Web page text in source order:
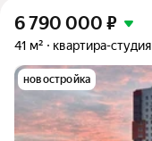
6 790 000 ₽
41 м² квартира-студия
новостройка